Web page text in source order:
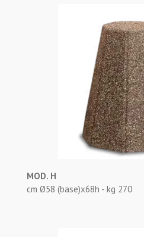
MOD. H
cm Ø58 (base)x68h - kg 270